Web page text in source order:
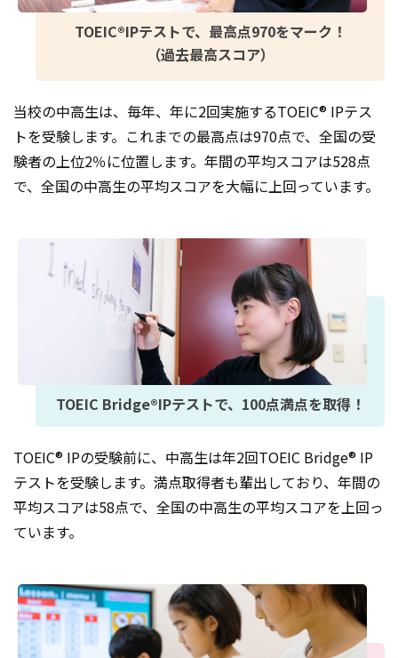
TOEIC®IPテストで、最高点970をマーク！
（過去最高スコア）
当校の中高生は、毎年、年に2回実施するTOEIC® IPテス
トを受験します。これまでの最高点は970点で、全国の受
験者の上位2％に位置します。年間の平均スコアは528点
で、全国の中高生の平均スコアを大幅に上回っています。
TOEIC Bridge®IPテストで、100点満点を取得！
TOEIC® IPの受験前に、中高生は年2回TOEIC Bridge® IP
テストを受験します。満点取得者も輩出しており、年間の
平均スコアは58点で、全国の中高生の平均スコアを上回っ
ています。